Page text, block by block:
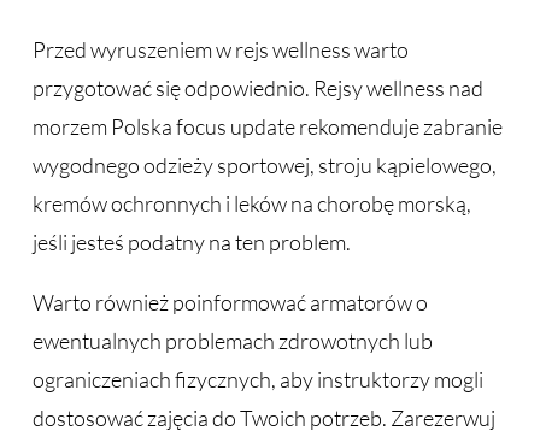
Przed wyruszeniem w rejs wellness warto
przygotować się odpowiednio. Rejsy wellness nad
morzem Polska focus update rekomenduje zabranie
wygodnego odzieży sportowej, stroju kąpielowego,
kremów ochronnych i leków na chorobę morską,
jeśli jesteś podatny na ten problem.
Warto również poinformować armatorów o
ewentualnych problemach zdrowotnych lub
ograniczeniach fizycznych, aby instruktorzy mogli
dostosować zajęcia do Twoich potrzeb. Zarezerwuj